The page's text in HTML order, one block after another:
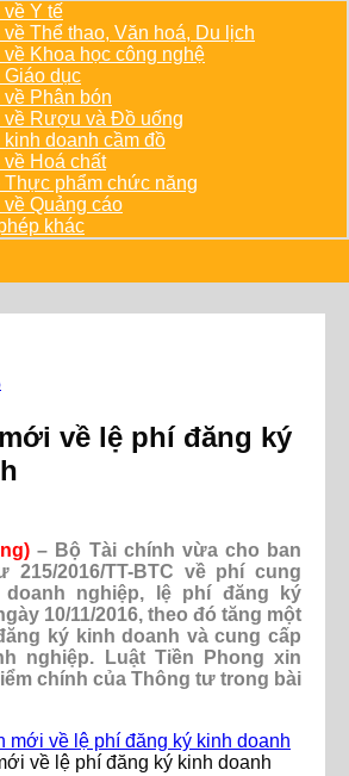
về Y tế
Thể thao, Văn hoá, Du lịch
Khoa học công nghệ
Giáo dục
Phân bón
về Rượu và Đồ uống
doanh cầm đồ
Hoá chất
Thực phẩm chức năng
Quảng cáo
khác
về lệ phí đăng ký
– Bộ Tài chính vừa cho ban
215/2016/TT-BTC về phí cung
nghiệp, lệ phí đăng ký
10/11/2016, theo đó tăng một
ký kinh doanh và cung cấp
nghiệp. Luật Tiền Phong xin
chính của Thông tư trong bài
về lệ phí đăng ký kinh doanh